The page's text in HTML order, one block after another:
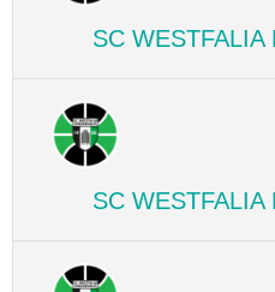
SC WESTFALIA
SC WESTFALIA